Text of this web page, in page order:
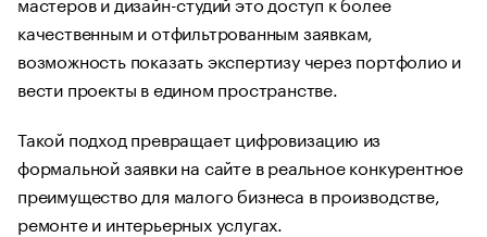
качественным и отфильтрованным заявкам,
возможность показать экспертизу через портфолио и
вести проекты в едином пространстве.
Такой подход превращает цифровизацию из
формальной заявки на сайте в реальное конкурентное
преимущество для малого бизнеса в производстве,
ремонте и интерьерных услугах.